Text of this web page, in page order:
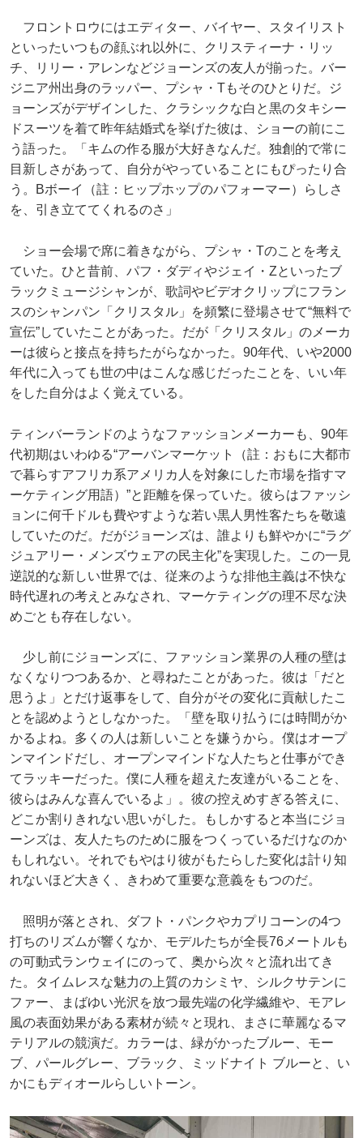
フロントロウにはエディター、バイヤー、スタイリスト
といったいつもの顔ぶれ以外に、クリスティーナ・リッ
チ、リリー・アレンなどジョーンズの友人が揃った。バー
ジニア州出身のラッパー、プシャ・Tもそのひとりだ。ジ
ョーンズがデザインした、クラシックな白と黒のタキシー
ドスーツを着て昨年結婚式を挙げた彼は、ショーの前にこ
う語った。「キムの作る服が大好きなんだ。独創的で常に
目新しさがあって、自分がやっていることにもぴったり合
う。Bボーイ（註：ヒップホップのパフォーマー）らしさ
を、引き立ててくれるのさ」
ショー会場で席に着きながら、プシャ・Tのことを考え
ていた。ひと昔前、パフ・ダディやジェイ・Zといったブ
ラックミュージシャンが、歌詞やビデオクリップにフラン
スのシャンパン「クリスタル」を頻繁に登場させて“無料で
宣伝”していたことがあった。だが「クリスタル」のメーカ
ーは彼らと接点を持ちたがらなかった。90年代、いや2000
年代に入っても世の中はこんな感じだったことを、いい年
をした自分はよく覚えている。
ティンバーランドのようなファッションメーカーも、90年
代初期はいわゆる“アーバンマーケット（註：おもに大都市
で暮らすアフリカ系アメリカ人を対象にした市場を指すマ
ーケティング用語）”と距離を保っていた。彼らはファッシ
ョンに何千ドルも費やすような若い黒人男性客たちを敬遠
していたのだ。だがジョーンズは、誰よりも鮮やかに“ラグ
ジュアリー・メンズウェアの民主化”を実現した。この一見
逆説的な新しい世界では、従来のような排他主義は不快な
時代遅れの考えとみなされ、マーケティングの理不尽な決
めごとも存在しない。
少し前にジョーンズに、ファッション業界の人種の壁は
なくなりつつあるか、と尋ねたことがあった。彼は「だと
思うよ」とだけ返事をして、自分がその変化に貢献したこ
とを認めようとしなかった。「壁を取り払うには時間がか
かるよね。多くの人は新しいことを嫌うから。僕はオープ
ンマインドだし、オープンマインドな人たちと仕事ができ
てラッキーだった。僕に人種を超えた友達がいることを、
彼らはみんな喜んでいるよ」。彼の控えめすぎる答えに、
どこか割りきれない思いがした。もしかすると本当にジョ
ーンズは、友人たちのために服をつくっているだけなのか
もしれない。それでもやはり彼がもたらした変化は計り知
れないほど大きく、きわめて重要な意義をもつのだ。
照明が落とされ、ダフト・パンクやカプリコーンの4つ
打ちのリズムが響くなか、モデルたちが全長76メートルも
の可動式ランウェイにのって、奥から次々と流れ出てき
た。タイムレスな魅力の上質のカシミヤ、シルクサテンに
ファー、まばゆい光沢を放つ最先端の化学繊維や、モアレ
風の表面効果がある素材が続々と現れ、まさに華麗なるマ
テリアルの競演だ。カラーは、緑がかったブルー、モー
ブ、パールグレー、ブラック、ミッドナイト ブルーと、い
かにもディオールらしいトーン。